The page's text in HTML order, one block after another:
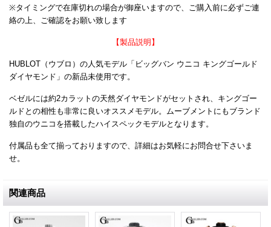
※タイミングで在庫切れの場合が御座いますので、ご購入前に必ずご連
絡の上、ご確認をお願い致します
【製品説明】
HUBLOT（ウブロ）の人気モデル「ビッグバン ウニコ キングゴールド
ダイヤモンド」の新品未使用です。
ベゼルには約2カラットの天然ダイヤモンドがセットされ、キングゴー
ルドとの相性も非常に良いオススメモデル。ムーブメントにもブランド
独自のウニコを搭載したハイスペックモデルとなります。
付属品も全て揃っておりますので、詳細はお気軽にお問合せ下さいま
せ。
関連商品